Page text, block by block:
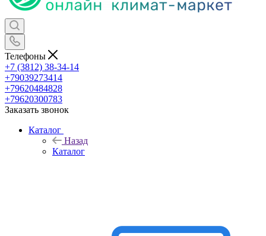
Телефоны
+7 (3812) 38-34-14
+79039273414
+79620484828
+79620300783
Заказать звонок
Каталог
Назад
Каталог